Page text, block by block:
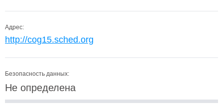
Адрес:
http://cog15.sched.org
Безопасность данных:
Не определена